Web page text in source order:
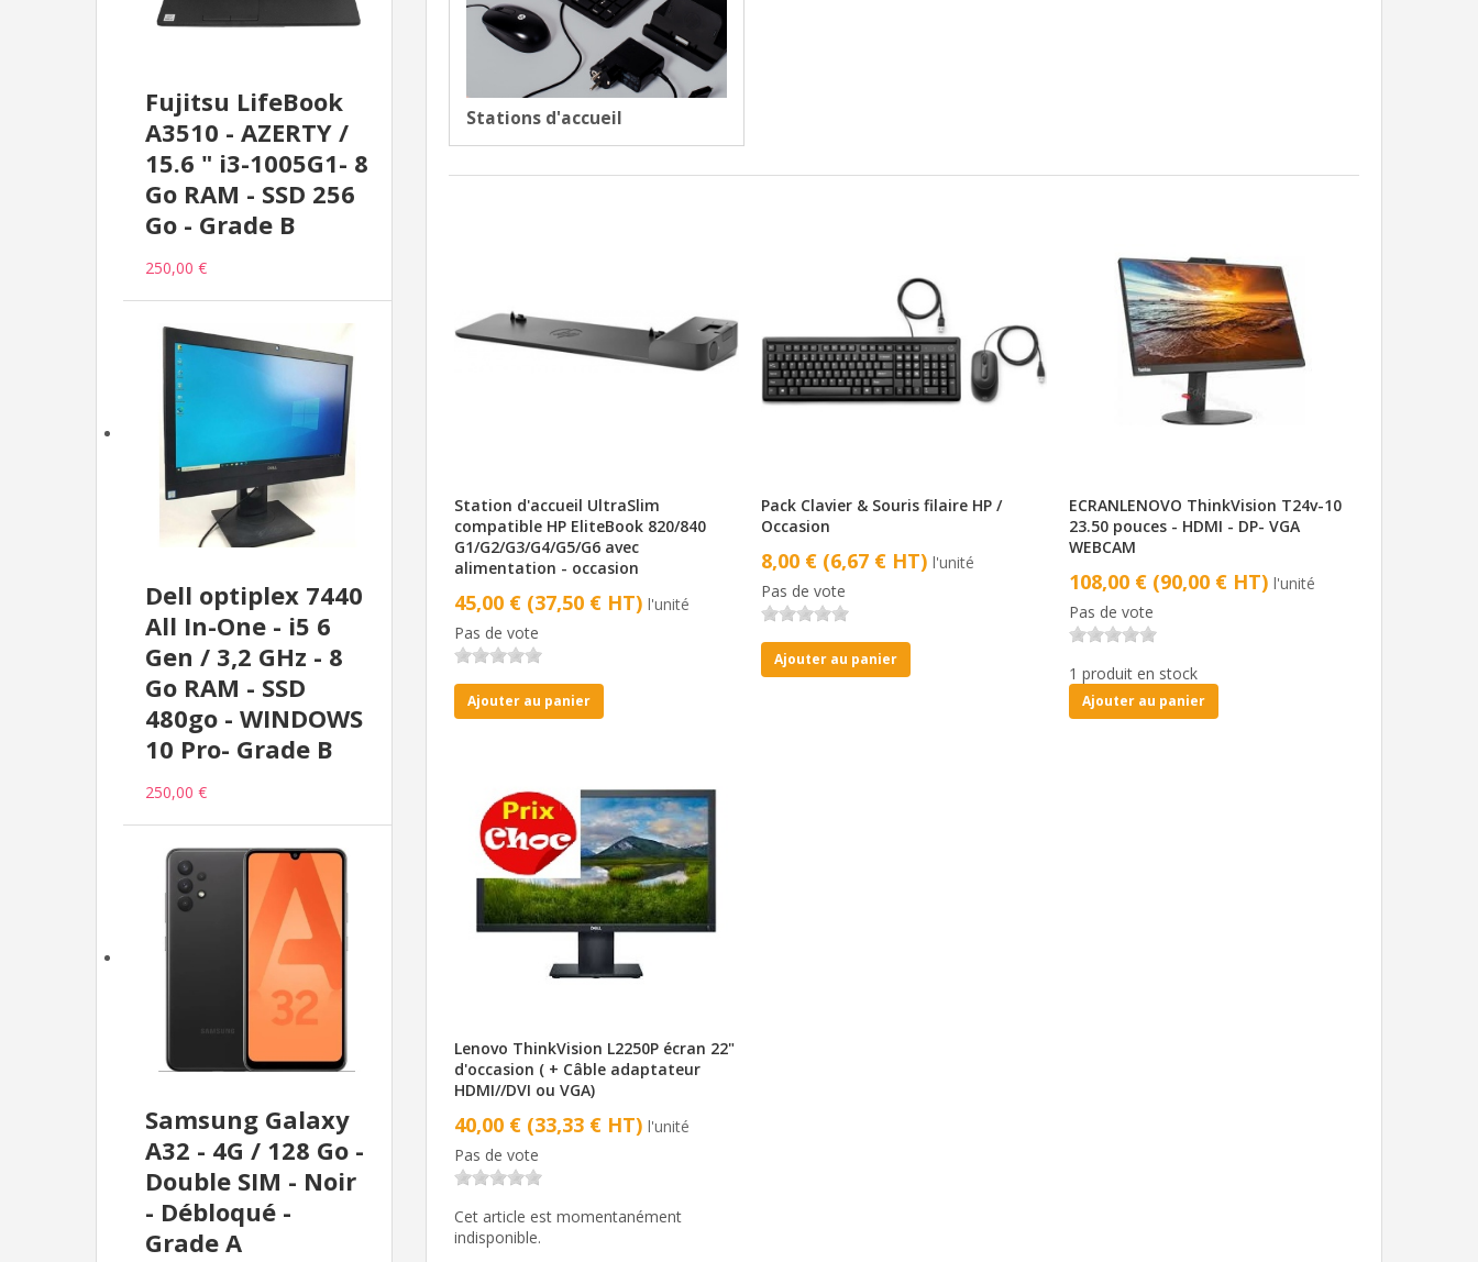
Fujitsu LifeBook
A3510 - AZERTY /
15.6 " i3-1005G1- 8
Go RAM - SSD 256
Go - Grade B
250,00 €
Dell optiplex 7440
All In-One - i5 6
Gen / 3,2 GHz - 8
Go RAM - SSD
480go - WINDOWS
10 Pro- Grade B
250,00 €
Samsung Galaxy
A32 - 4G / 128 Go -
Double SIM - Noir
- Débloqué -
Grade A
Stations d'accueil
Station d'accueil UltraSlim
compatible HP EliteBook 820/840
G1/G2/G3/G4/G5/G6 avec
alimentation - occasion
45,00 € (37,50 € HT) l'unité
Pas de vote
Ajouter au panier
Pack Clavier & Souris filaire HP /
Occasion
8,00 € (6,67 € HT)l'unité
Pas de vote
Ajouter au panier
ECRANLENOVO ThinkVision T24v-10
23.50 pouces - HDMI - DP- VGA
WEBCAM
108,00 € (90,00 € HT) l'unité
Pas de vote
1 produit en stock
Ajouter au panier
Lenovo ThinkVision L2250P écran 22"
d'occasion ( + Câble adaptateur
HDMI//DVI ou VGA)
40,00 € (33,33 € HT) l'unité
Pas de vote
Cet article est momentanément
indisponible.